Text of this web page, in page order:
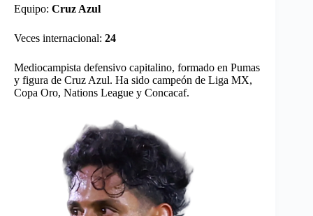
Equipo: Cruz Azul
Veces internacional: 24
Mediocampista defensivo capitalino, formado en Pumas
y figura de Cruz Azul. Ha sido campeón de Liga MX,
Copa Oro, Nations League y Concacaf.